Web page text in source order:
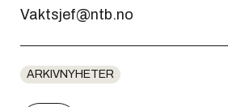
Vaktsjef@ntb.no
ARKIVNYHETER